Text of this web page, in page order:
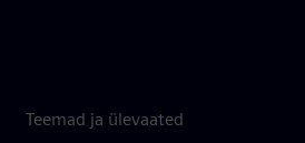
Teemad ja ülevaated